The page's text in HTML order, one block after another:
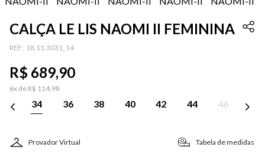
CALÇA LE LIS NAOMI II FEMININA
: 18.11.3031_14
R$ 689,90
6x de R$ 114,98
34 36 38 40 42 44 46
Provador Virtual Tabela de medidas